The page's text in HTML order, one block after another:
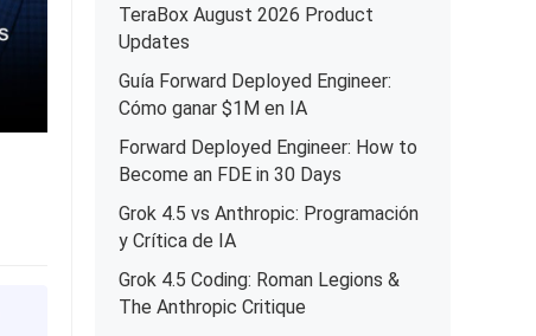
TeraBox August 2026 Product
Updates
Guía Forward Deployed Engineer:
Cómo ganar $1M en IA
Forward Deployed Engineer: How to
Become an FDE in 30 Days
Grok 4.5 vs Anthropic: Programación
y Crítica de IA
Grok 4.5 Coding: Roman Legions &
The Anthropic Critique